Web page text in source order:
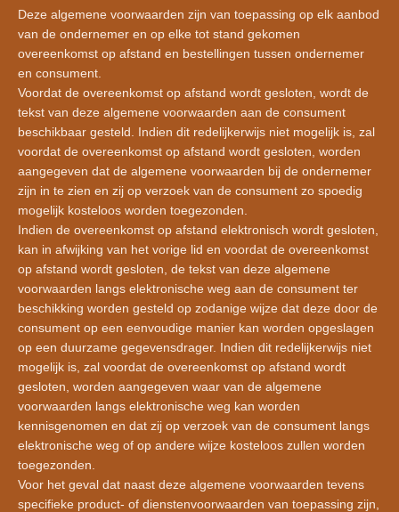
Deze algemene voorwaarden zijn van toepassing op elk aanbod
van de ondernemer en op elke tot stand gekomen
overeenkomst op afstand en bestellingen tussen ondernemer
en consument.
Voordat de overeenkomst op afstand wordt gesloten, wordt de
tekst van deze algemene voorwaarden aan de consument
beschikbaar gesteld. Indien dit redelijkerwijs niet mogelijk is, zal
voordat de overeenkomst op afstand wordt gesloten, worden
aangegeven dat de algemene voorwaarden bij de ondernemer
zijn in te zien en zij op verzoek van de consument zo spoedig
mogelijk kosteloos worden toegezonden.
Indien de overeenkomst op afstand elektronisch wordt gesloten,
kan in afwijking van het vorige lid en voordat de overeenkomst
op afstand wordt gesloten, de tekst van deze algemene
voorwaarden langs elektronische weg aan de consument ter
beschikking worden gesteld op zodanige wijze dat deze door de
consument op een eenvoudige manier kan worden opgeslagen
op een duurzame gegevensdrager. Indien dit redelijkerwijs niet
mogelijk is, zal voordat de overeenkomst op afstand wordt
gesloten, worden aangegeven waar van de algemene
voorwaarden langs elektronische weg kan worden
kennisgenomen en dat zij op verzoek van de consument langs
elektronische weg of op andere wijze kosteloos zullen worden
toegezonden.
Voor het geval dat naast deze algemene voorwaarden tevens
specifieke product- of dienstenvoorwaarden van toepassing zijn,